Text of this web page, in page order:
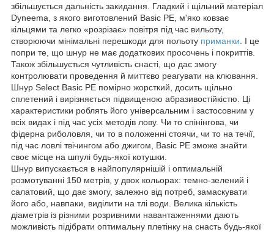
збільшується дальність закидання. Гладкий і щільний матеріал
Dyneema, з якого виготовлений Basic PE, м'яко ковзає
кільцями та легко «розрізає» повітря під час вильоту,
створюючи мінімальні перешкоди для польоту приманки . І це
попри те, що шнур не має додаткових просочень і покриттів.
Також збільшується чутливість снасті, що дає змогу
контролювати проведення й миттєво реагувати на клювання.
Шнур Select Basic PE помірно жорсткий, досить щільно
сплетений і вирізняється підвищеною абразивостійкістю. Ці
характеристики роблять його універсальним і застосовним у
всіх видах і під час усіх методів лову. Чи то спінінгова, чи
фідерна риболовля, чи то в положенні стоячи, чи то на течії,
під час ловлі твічингом або джигом, Basic PE зможе знайти
своє місце на шпулі будь-якої котушки.
Шнур випускається в найпопулярнішій і оптимальній
розмотуванні 150 метрів, у двох кольорах: темно-зелений і
салатовий, що дає змогу, залежно від потреб, замаскувати
його або, навпаки, виділити на тлі води. Велика кількість
діаметрів із різними розривними навантаженнями дають
можливість підібрати оптимальну плетінку на снасть будь-якої